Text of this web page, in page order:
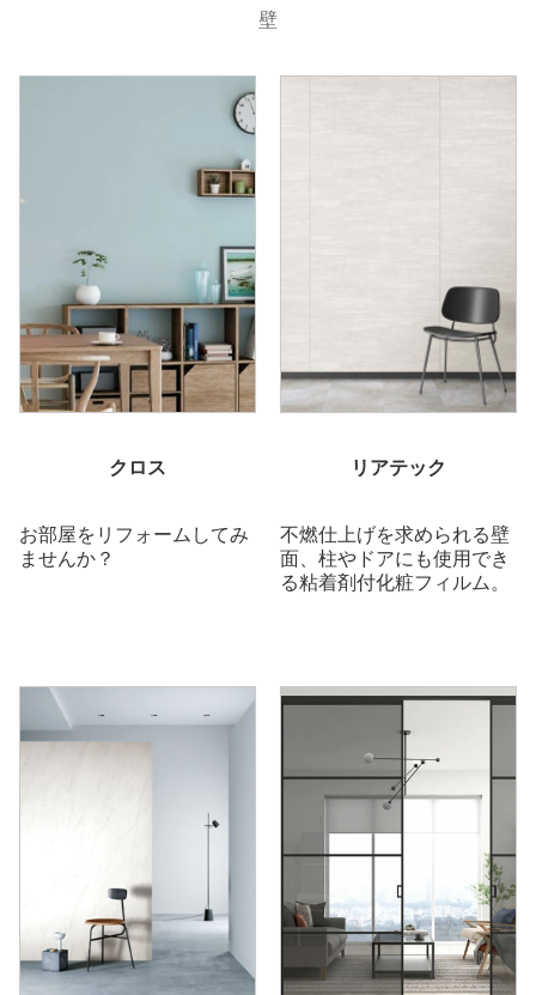
壁
クロス
お部屋をリフォームしてみ
ませんか？
リアテック
不燃仕上げを求められる壁
面、柱やドアにも使用でき
る粘着剤付化粧フィルム。